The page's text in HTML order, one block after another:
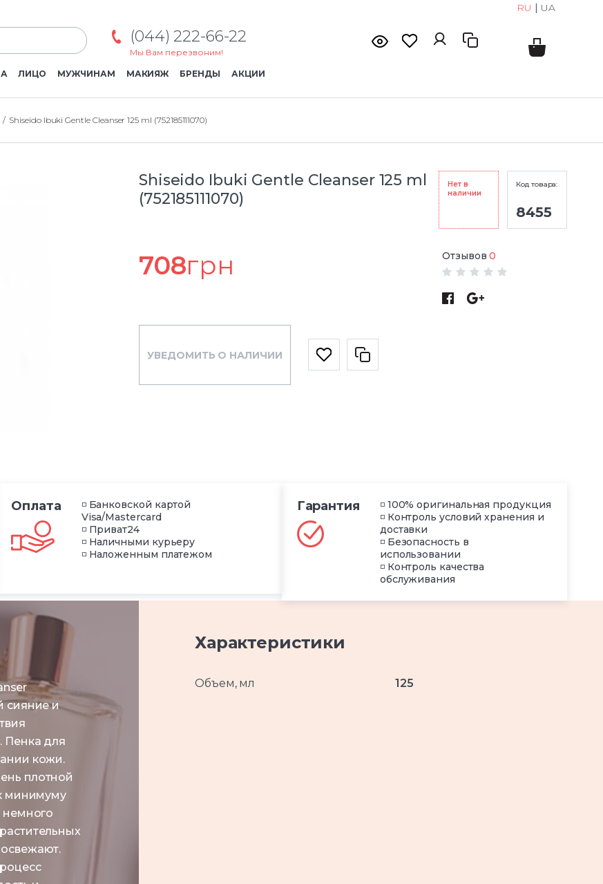
RU | UA
(044) 222-66-22
Мы Вам перезвоним!
ЛИЦО МУЖЧИНАМ МАКИЯЖ БРЕНДЫ АКЦИИ
Shiseido Ibuki Gentle Cleanser 125 ml (752185111070)
Shiseido Ibuki Gentle Cleanser 125 ml
(752185111070)
Нет в
наличии
Код товара:
8455
708грн Отзывов 0
УВЕДОМИТЬ О НАЛИЧИИ
Оплата
◽ Банковской картой
Visa/Mastercard
◽ Приват24
◽ Наличными курьеру
◽ Наложенным платежом
Гарантия
◽ 100% оригинальная продукция
◽ Контроль условий хранения и
доставки
◽ Безопасность в
использовании
◽ Контроль качества
обслуживания
сияние и
Пенка для
кожи.
плотной
минимуму
немного
Характеристики
Объем, мл 125